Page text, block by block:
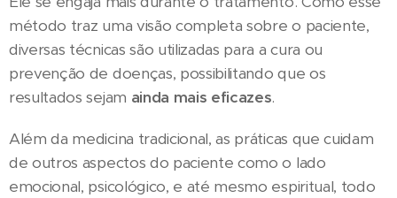
método traz uma visão completa sobre o paciente,
diversas técnicas são utilizadas para a cura ou
prevenção de doenças, possibilitando que os
resultados sejam ainda mais eficazes.
Além da medicina tradicional, as práticas que cuidam
de outros aspectos do paciente como o lado
emocional, psicológico, e até mesmo espiritual, todo